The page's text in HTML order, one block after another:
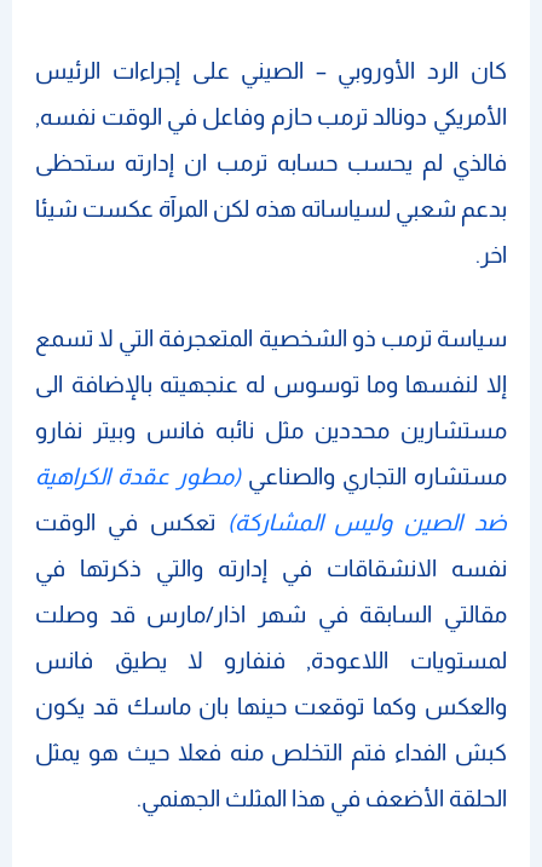
كان الرد الأوروبي – الصيني على إجراءات الرئيس
الأمريكي دونالد ترمب حازم وفاعل في الوقت نفسه,
فالذي لم يحسب حسابه ترمب ان إدارته ستحظى
بدعم شعبي لسياساته هذه لكن المرآة عكست شيئا
اخر.
سياسة ترمب ذو الشخصية المتعجرفة التي لا تسمع
إلا لنفسها وما توسوس له عنجهيته بالإضافة الى
مستشارين محددين مثل نائبه فانس وبيتر نفارو
مستشاره التجاري والصناعي(مطور عقدة الكراهية
ضد الصين وليس المشاركة)
تعكس في الوقت
نفسه الانشقاقات في إدارته والتي ذكرتها في
مقالتي السابقة في شهر اذار/مارس قد وصلت
لمستويات اللاعودة, فنفارو لا يطيق فانس
والعكس وكما توقعت حينها بان ماسك قد يكون
كبش الفداء فتم التخلص منه فعلا حيث هو يمثل
الحلقة الأضعف في هذا المثلث الجهنمي.